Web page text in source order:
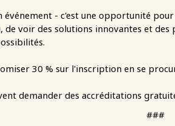
événement - c'est une opportunité
de voir des solutions innovantes et
30 % sur l'inscription en se
demander des accréditations
###